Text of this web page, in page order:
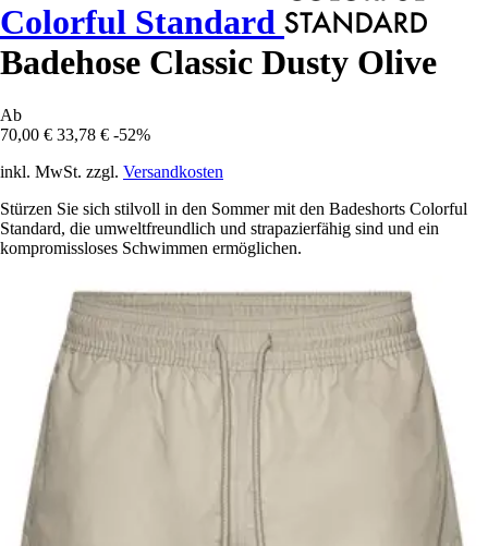
Colorful Standard
Badehose Classic Dusty Olive
Ab
70,00 € 33,78 € -52%
inkl. MwSt. zzgl. Versandkosten
Stürzen Sie sich stilvoll in den Sommer mit den Badeshorts Colorful
Standard, die umweltfreundlich und strapazierfähig sind und ein
kompromissloses Schwimmen ermöglichen.